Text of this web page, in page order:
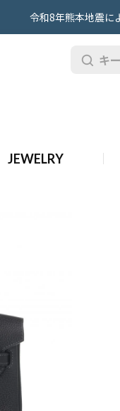
令和8年熊本地震に
JEWELRY
ディース バッグ 【新品】【
ィース バッグ 【新品】【bag